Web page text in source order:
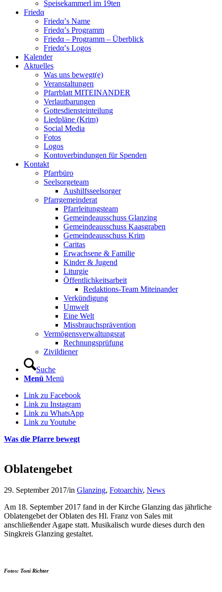
Speisekammerl im 19ten
Friedα
Friedα’s Name
Friedα’s Programm
Friedα – Programm – Überblick
Friedα’s Logos
Kalender
Aktuelles
Was uns bewegt(e)
Veranstaltungen
Pfarrblatt MITEINANDER
Verlautbarungen
Gottesdiensteinteilung
Liedpläne (Krim)
Social Media
Fotos
Logos
Kontoverbindungen für Spenden
Kontakt
Pfarrbüro
Seelsorgeteam
Aushilfsseelsorger
Pfarrgemeinderat
Pfarrleitungsteam
Gemeindeausschuss Glanzing
Gemeindeausschuss Kaasgraben
Gemeindeausschuss Krim
Caritas
Erwachsene & Familie
Kinder & Jugend
Liturgie
Öffentlichkeitsarbeit
Redaktions-Team Miteinander
Verkündigung
Umwelt
Eine Welt
Missbrauchsprävention
Vermögensverwaltungsrat
Rechnungsprüfung
Zivildiener
Suche
Menü Menü
Link zu Facebook
Link zu Instagram
Link zu WhatsApp
Link zu Youtube
Was die Pfarre bewegt
Oblatengebet
29. September 2017/in Glanzing, Fotoarchiv, News
Am 18. September 2017 fand in der Kirche Glanzing das jährliche
Oblatengebet der Oblaten des Hl. Franz von Sales mit
anschließender Agape statt. Musikalisch wurde dieses durch den
Singkreis Glanzing gestaltet.
Fotos: Toni Richter